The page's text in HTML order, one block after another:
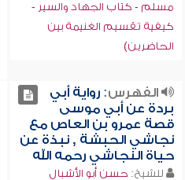
مسلم - كتاب الجهاد والسير -
كيفية تقسيم الغنيمة بين
الحاضرين)
الفهرس:رواية أبي
بردة عن أبي موسى
قصة عمرو بن العاص مع
نجاشي الحبشة , نبذة عن
حياة النجاشي رحمه الله
للشيخ: حسن أبو الأشبال